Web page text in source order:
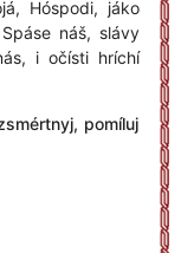
Hóspodi, jáko
náš, slávy
i očísti hríchí
pomíluj